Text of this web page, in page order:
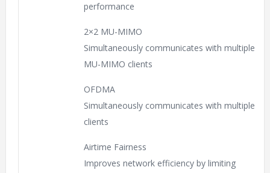
performance
2×2 MU-MIMO
Simultaneously communicates with multiple
MU-MIMO clients
OFDMA
Simultaneously communicates with multiple
clients
Airtime Fairness
Improves network efficiency by limiting